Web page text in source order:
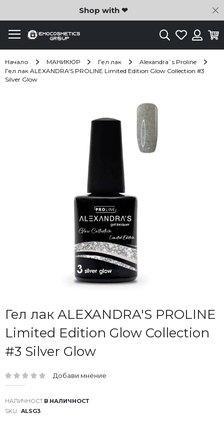
Shop with ❤
ТърсенеЛюбими
Начало МАНИКЮР Гел лак
Alexandra`s Proline
Гел лак ALEXANDRA'S PROLINE Limited Edition Glow Collection #3
Silver Glow
Гел лак ALEXANDRA'S PROLINE
Limited Edition Glow Collection
#3 Silver Glow
рейтинг: Добави мнение
В НАЛИЧНОСТ
SKU
ALSG3
Преминете
към
началото
на
галерия